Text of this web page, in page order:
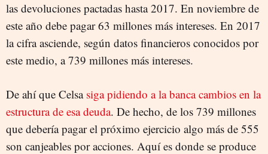
las devoluciones pactadas hasta 2017. En noviembre de
este año debe pagar 63 millones más intereses. En 2017
la cifra asciende, según datos financieros conocidos por
este medio, a 739 millones más intereses.
De ahí que Celsa siga pidiendo a la banca cambios en la
estructura de esa deuda. De hecho, de los 739 millones
que debería pagar el próximo ejercicio algo más de 555
son canjeables por acciones. Aquí es donde se produce